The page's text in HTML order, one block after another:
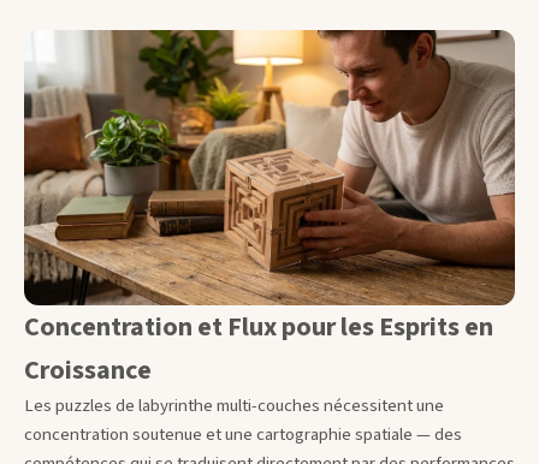
Concentration et Flux pour les Esprits en
Croissance
Les puzzles de labyrinthe multi-couches nécessitent une
concentration soutenue et une cartographie spatiale — des